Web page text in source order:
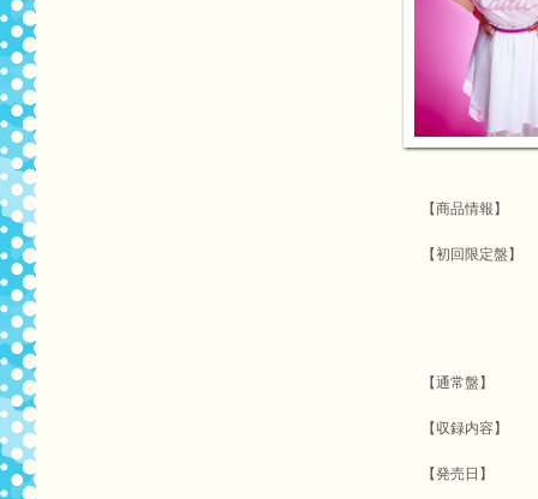
【商品情報】
【初回限定盤】
【通常盤】
【収録内容】
【発売日】